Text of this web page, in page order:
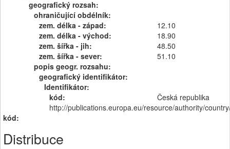
geografický rozsah:
ohraničující obdélník:
zem. délka - západ:
12.10
zem. délka - východ:
18.90
zem. šířka - jih:
48.50
zem. šířka - sever:
51.10
popis geogr. rozsahu:
geografický identifikátor:
Identifikátor:
kód:
Česká republika
kód:
http://publications.europa.eu/resource/authority/
Distribuce